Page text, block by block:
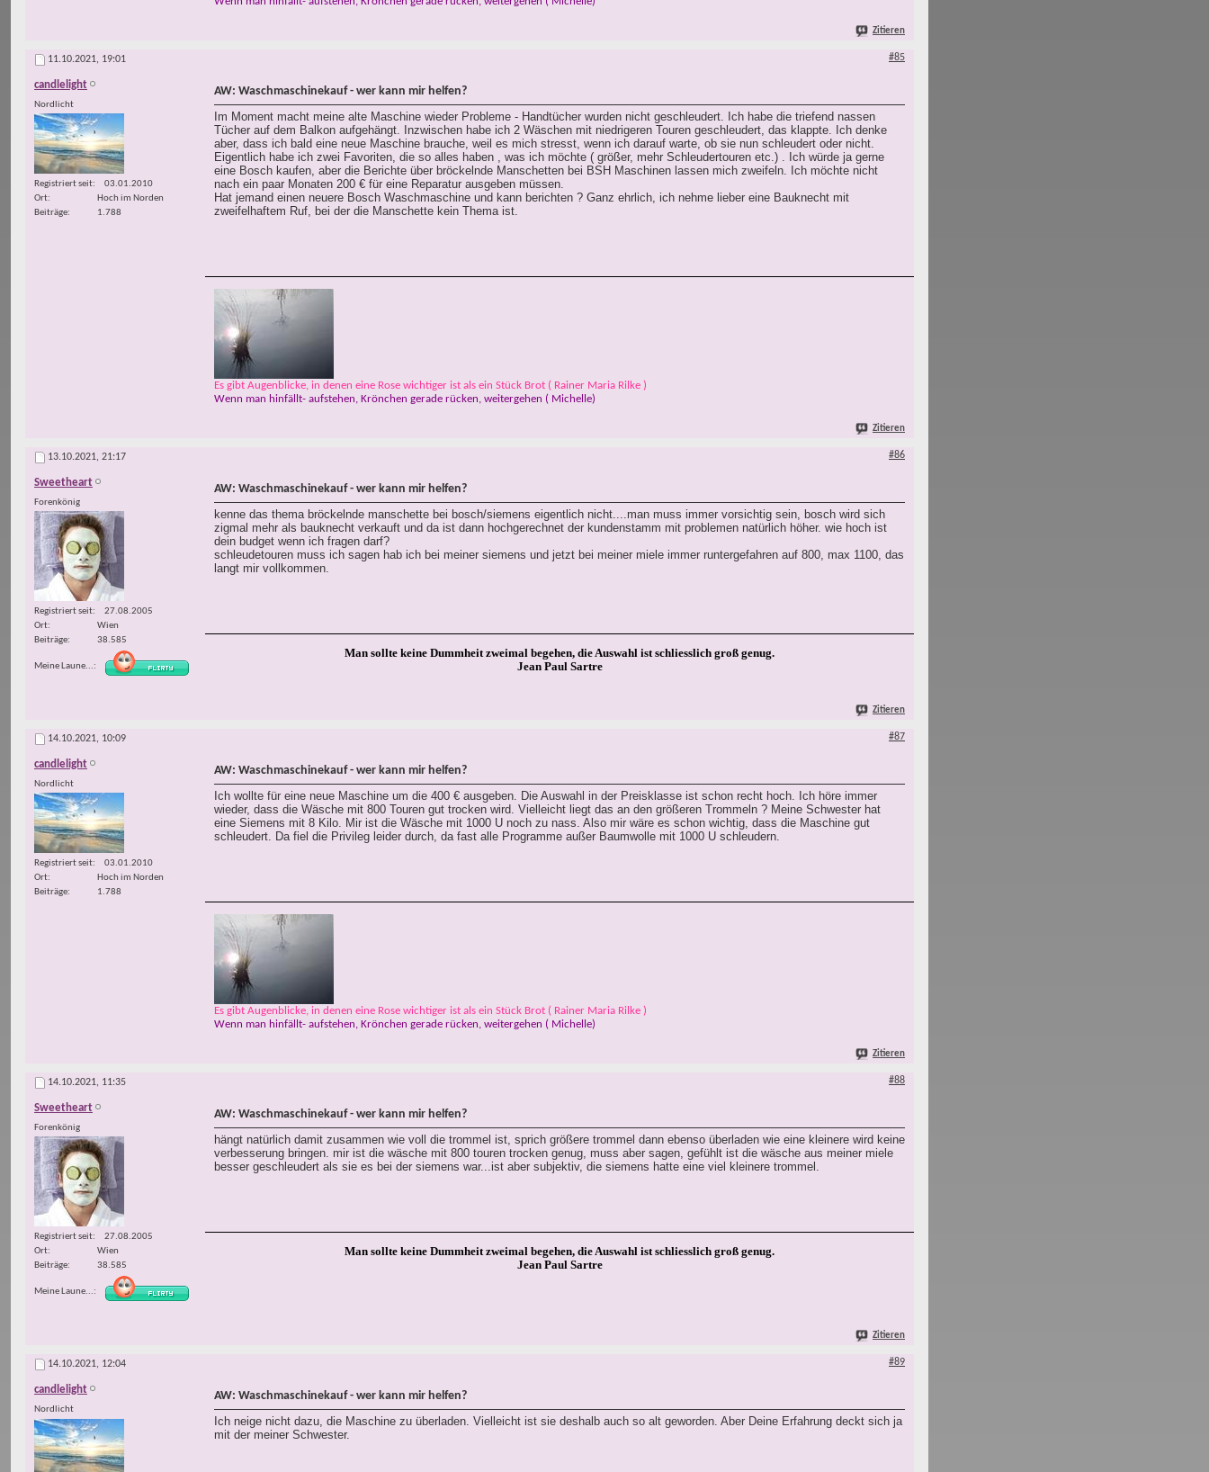
Zitieren
11.10.2021, 19:01 #85
candlelight
Nordlicht
Registriert seit
03.01.2010
Ort
Hoch im Norden
Beiträge
1.788
AW: Waschmaschinekauf - wer kann mir helfen?
Im Moment macht meine alte Maschine wieder Probleme - Handtücher wurden nicht geschleudert. Ich habe die triefend nassen
Tücher auf dem Balkon aufgehängt. Inzwischen habe ich 2 Wäschen mit niedrigeren Touren geschleudert, das klappte. Ich denke
aber, dass ich bald eine neue Maschine brauche, weil es mich stresst, wenn ich darauf warte, ob sie nun schleudert oder nicht.
Eigentlich habe ich zwei Favoriten, die so alles haben , was ich möchte ( größer, mehr Schleudertouren etc.) . Ich würde ja gerne
eine Bosch kaufen, aber die Berichte über bröckelnde Manschetten bei BSH Maschinen lassen mich zweifeln. Ich möchte nicht
nach ein paar Monaten 200 € für eine Reparatur ausgeben müssen.
Hat jemand einen neuere Bosch Waschmaschine und kann berichten ? Ganz ehrlich, ich nehme lieber eine Bauknecht mit
zweifelhaftem Ruf, bei der die Manschette kein Thema ist.
Es gibt Augenblicke, in denen eine Rose wichtiger ist als ein Stück Brot ( Rainer Maria Rilke )
Wenn man hinfällt- aufstehen, Krönchen gerade rücken, weitergehen ( Michelle)
Zitieren
13.10.2021, 21:17 #86
Sweetheart
Forenkönig
Registriert seit
27.08.2005
Ort
Wien
Beiträge
38.585
Meine Laune...
AW: Waschmaschinekauf - wer kann mir helfen?
kenne das thema bröckelnde manschette bei bosch/siemens eigentlich nicht....man muss immer vorsichtig sein, bosch wird sich
zigmal mehr als bauknecht verkauft und da ist dann hochgerechnet der kundenstamm mit problemen natürlich höher. wie hoch ist
dein budget wenn ich fragen darf?
schleudetouren muss ich sagen hab ich bei meiner siemens und jetzt bei meiner miele immer runtergefahren auf 800, max 1100, das
langt mir vollkommen.
Man sollte keine Dummheit zweimal begehen, die Auswahl ist schliesslich groß genug.
Jean Paul Sartre
Zitieren
14.10.2021, 10:09 #87
candlelight
Nordlicht
Registriert seit
03.01.2010
Ort
Hoch im Norden
Beiträge
1.788
AW: Waschmaschinekauf - wer kann mir helfen?
Ich wollte für eine neue Maschine um die 400 € ausgeben. Die Auswahl in der Preisklasse ist schon recht hoch. Ich höre immer
wieder, dass die Wäsche mit 800 Touren gut trocken wird. Vielleicht liegt das an den größeren Trommeln ? Meine Schwester hat
eine Siemens mit 8 Kilo. Mir ist die Wäsche mit 1000 U noch zu nass. Also mir wäre es schon wichtig, dass die Maschine gut
schleudert. Da fiel die Privileg leider durch, da fast alle Programme außer Baumwolle mit 1000 U schleudern.
Es gibt Augenblicke, in denen eine Rose wichtiger ist als ein Stück Brot ( Rainer Maria Rilke )
Wenn man hinfällt- aufstehen, Krönchen gerade rücken, weitergehen ( Michelle)
Zitieren
14.10.2021, 11:35 #88
Sweetheart
Forenkönig
Registriert seit
27.08.2005
Ort
Wien
Beiträge
38.585
Meine Laune...
AW: Waschmaschinekauf - wer kann mir helfen?
hängt natürlich damit zusammen wie voll die trommel ist, sprich größere trommel dann ebenso überladen wie eine kleinere wird keine
verbesserung bringen. mir ist die wäsche mit 800 touren trocken genug, muss aber sagen, gefühlt ist die wäsche aus meiner miele
besser geschleudert als sie es bei der siemens war...ist aber subjektiv, die siemens hatte eine viel kleinere trommel.
Man sollte keine Dummheit zweimal begehen, die Auswahl ist schliesslich groß genug.
Jean Paul Sartre
Zitieren
14.10.2021, 12:04 #89
candlelight
Nordlicht
AW: Waschmaschinekauf - wer kann mir helfen?
Ich neige nicht dazu, die Maschine zu überladen. Vielleicht ist sie deshalb auch so alt geworden. Aber Deine Erfahrung deckt sich ja
mit der meiner Schwester.